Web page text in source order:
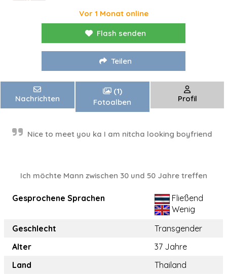
Vor 1 Monat online
Flash senden
Teilen
Nachrichten
(1)
Fotoalben
Profil
Nice to meet you ka I am nitcha looking boyfriend
Ich möchte Mann zwischen 30 und 50 Jahre treffen
Gesprochene Sprachen
Fließend
Wenig
Geschlecht
Transgender
Alter
37 Jahre
Land
Thailand